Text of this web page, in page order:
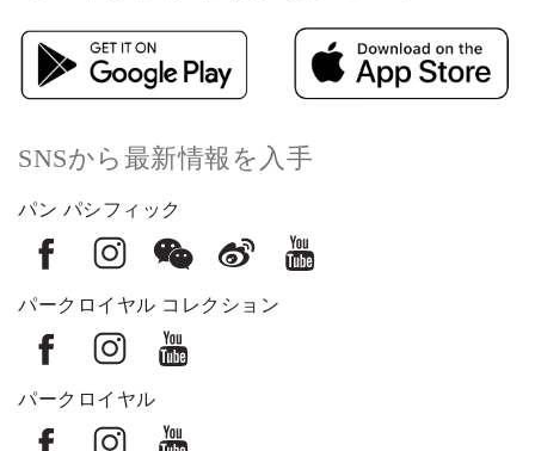
SNSから最新情報を入手
パン パシフィック
パークロイヤル コレクション
パークロイヤル